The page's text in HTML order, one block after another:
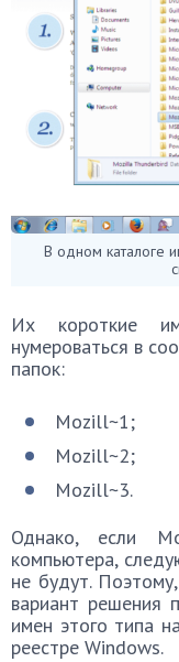
В одном каталоге
Их короткие
нумероваться в
папок:
Mozill~1;
Mozill~2;
Mozill~3.
Однако, если
компьютера,
не будут.
вариант решения
имен этого типа
реестре Windows.